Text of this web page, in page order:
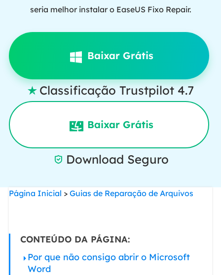
seria melhor instalar o EaseUS Fixo Repair.
Baixar Grátis
 Classificação Trustpilot 4.7
Baixar Grátis
 Download Seguro
Página Inicial > Guias de Reparação de Arquivos
CONTEÚDO DA PÁGINA:
Por que não consigo abrir o Microsoft
Word